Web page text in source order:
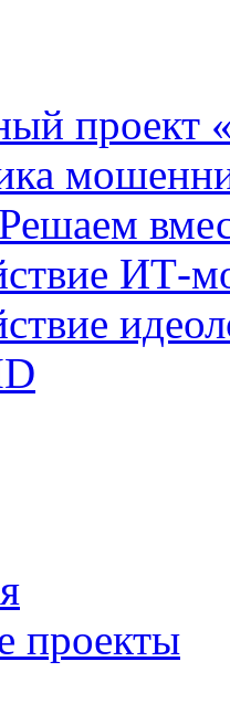
проект
ИТ-
проекты